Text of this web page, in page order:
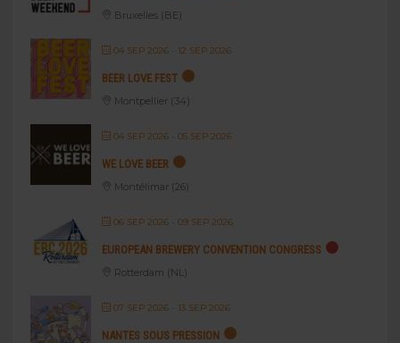
Bruxelles (BE)
04 SEP 2026- 12 SEP 2026
BEER LOVE FEST
Montpellier (34)
04 SEP 2026- 05 SEP 2026
WE LOVE BEER
Montélimar (26)
06 SEP 2026- 09 SEP 2026
EUROPEAN BREWERY CONVENTION CONGRESS
Rotterdam (NL)
07 SEP 2026- 13 SEP 2026
NANTES SOUS PRESSION